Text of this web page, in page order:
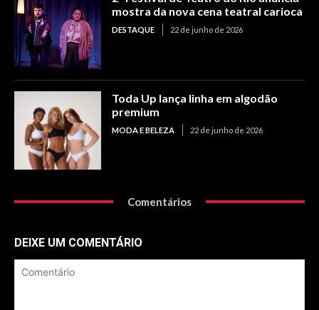
mostra da nova cena teatral carioca
DESTAQUE 22 de junho de 2026
Toda Up lança linha em algodão
premium
MODA E BELEZA 22 de junho de 2026
Comentários
DEIXE UM COMENTÁRIO